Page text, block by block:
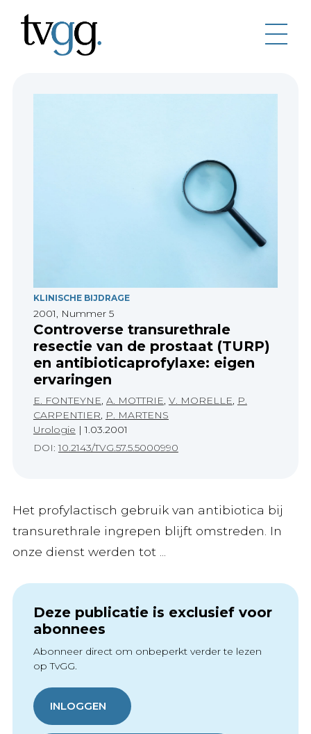
KLINISCHE BIJDRAGE
2001, Nummer 5
Controverse transurethrale
resectie van de prostaat (TURP)
en antibioticaprofylaxe: eigen
ervaringen
E. FONTEYNE, A. MOTTRIE, V. MORELLE, P.
CARPENTIER, P. MARTENS
Urologie |1.03.2001
DOI:10.2143/TVG.57.5.5000990
Het profylactisch gebruik van antibiotica bij
transurethrale ingrepen blijft omstreden. In
onze dienst werden tot ...
Deze publicatie is exclusief voor
abonnees
Abonneer direct om onbeperkt verder te lezen
op TvGG.
INLOGGEN